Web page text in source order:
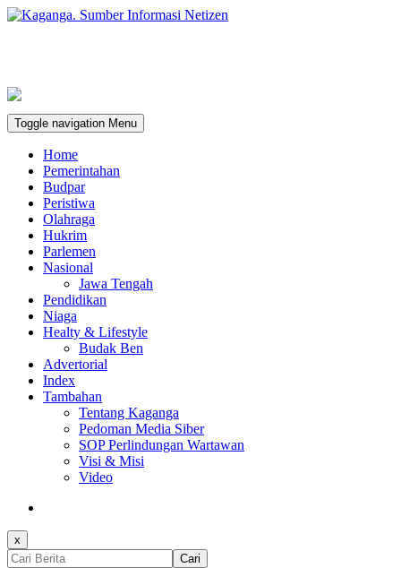
Toggle navigation Menu
Home
Pemerintahan
Budpar
Peristiwa
Olahraga
Hukrim
Parlemen
Nasional
Jawa Tengah
Pendidikan
Niaga
Healty & Lifestyle
Budak Ben
Advertorial
Index
Tambahan
Tentang Kaganga
Pedoman Media Siber
SOP Perlindungan Wartawan
Visi & Misi
Video
x
Cari